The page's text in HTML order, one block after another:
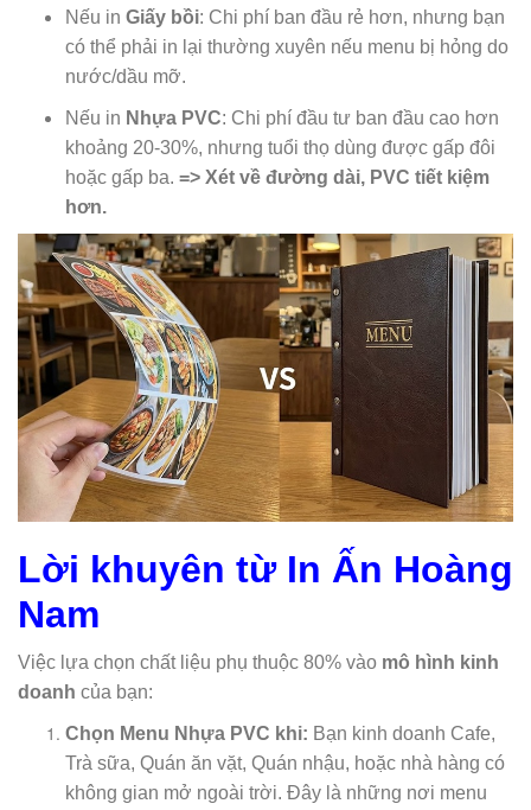
Nếu in Giấy bồi: Chi phí ban đầu rẻ hơn, nhưng bạn
có thể phải in lại thường xuyên nếu menu bị hỏng do
nước/dầu mỡ.
Nếu in Nhựa PVC: Chi phí đầu tư ban đầu cao hơn
khoảng 20-30%, nhưng tuổi thọ dùng được gấp đôi
hoặc gấp ba. => Xét về đường dài, PVC tiết kiệm
hơn.
Lời khuyên từ In Ấn Hoàng
Nam
Việc lựa chọn chất liệu phụ thuộc 80% vào mô hình kinh
doanh của bạn:
Chọn Menu Nhựa PVC khi: Bạn kinh doanh Cafe,
Trà sữa, Quán ăn vặt, Quán nhậu, hoặc nhà hàng có
không gian mở ngoài trời. Đây là những nơi menu